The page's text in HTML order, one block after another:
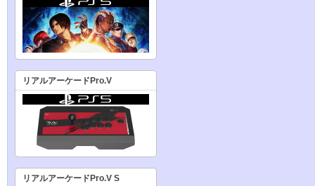
リアルアーケードPro.V
リアルアーケードPro.V S